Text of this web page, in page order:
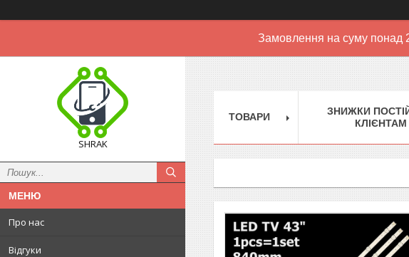
Замовлення на суму понад
SHRAK
Про нас
Відгуки
ТОВАРИ
ЗНИЖКИ
КЛІЄНТАМ